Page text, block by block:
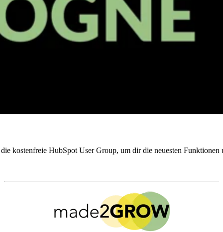
kostenfreie HubSpot User Group, um dir die neuesten